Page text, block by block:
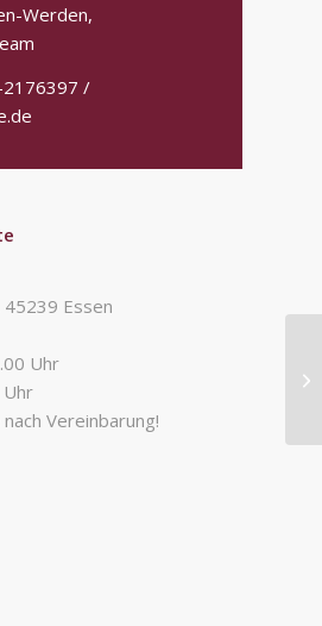
Werden,
2176397 /
Essen
Uhr
Vereinbarung!